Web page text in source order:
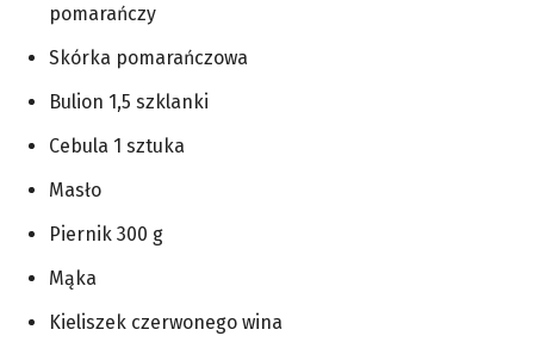
pomarańczy
Skórka pomarańczowa
Bulion 1,5 szklanki
Cebula 1 sztuka
Masło
Piernik 300 g
Mąka
Kieliszek czerwonego wina